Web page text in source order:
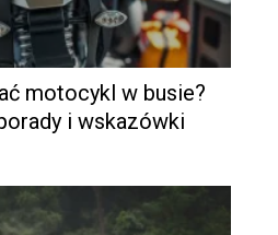
motocykl w busie?
i wskazówki